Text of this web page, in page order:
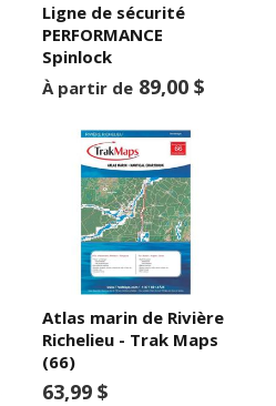
Ligne de sécurité
PERFORMANCE
Spinlock
À partir de 89,00 $
Atlas marin de Rivière
Richelieu - Trak Maps
(66)
63,99 $